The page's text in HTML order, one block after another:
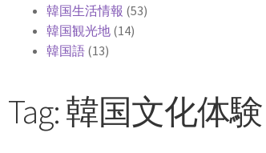
韓国生活情報 (53)
韓国観光地 (14)
韓国語 (13)
Tag: 韓国文化体験